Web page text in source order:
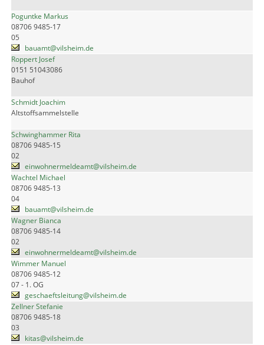
Poguntke Markus
08706 9485-17
05
bauamt@vilsheim.de
Roppert Josef
0151 51043086
Bauhof
Schmidt Joachim
Altstoffsammelstelle
Schwinghammer Rita
08706 9485-15
02
einwohnermeldeamt@vilsheim.de
Wachtel Michael
08706 9485-13
04
bauamt@vilsheim.de
Wagner Bianca
08706 9485-14
02
einwohnermeldeamt@vilsheim.de
Wimmer Manuel
08706 9485-12
07 - 1. OG
geschaeftsleitung@vilsheim.de
Zellner Stefanie
08706 9485-18
03
kitas@vilsheim.de